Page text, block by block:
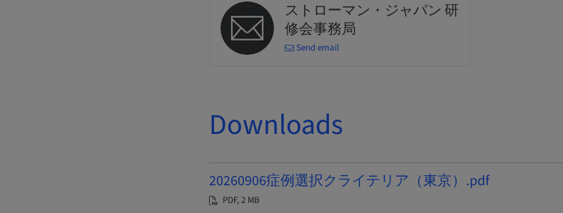
ストローマン・ジャパン 研
修会事務局
Send email
Downloads
20260906症例選択クライテリア（東京）.pdf
PDF, 2 MB